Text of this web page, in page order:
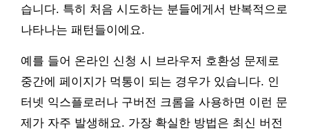
습니다. 특히 처음 시도하는 분들에게서 반복적으로
나타나는 패턴들이에요.
예를 들어 온라인 신청 시 브라우저 호환성 문제로
중간에 페이지가 먹통이 되는 경우가 있습니다. 인
터넷 익스플로러나 구버전 크롬을 사용하면 이런 문
제가 자주 발생해요. 가장 확실한 방법은 최신 버전